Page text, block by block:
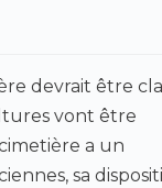
devrait être
vont être
a un
sa